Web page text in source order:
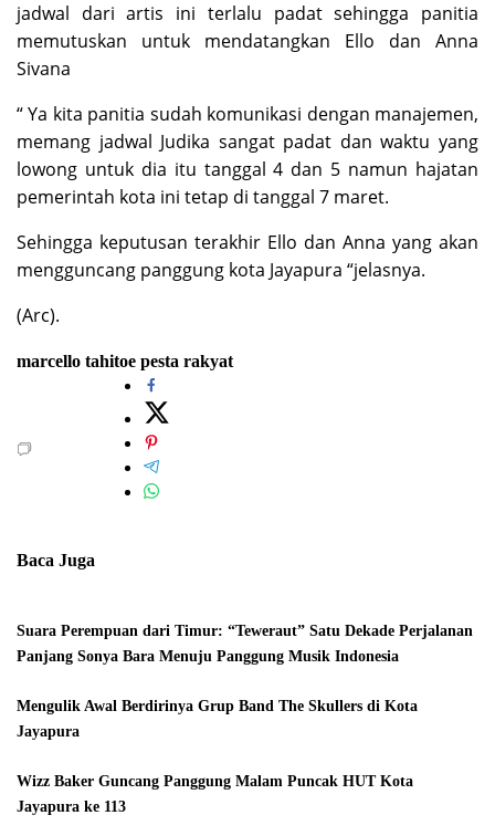
jadwal dari artis ini terlalu padat sehingga panitia
memutuskan untuk mendatangkan Ello dan Anna
Sivana
“ Ya kita panitia sudah komunikasi dengan manajemen,
memang jadwal Judika sangat padat dan waktu yang
lowong untuk dia itu tanggal 4 dan 5 namun hajatan
pemerintah kota ini tetap di tanggal 7 maret.
Sehingga keputusan terakhir Ello dan Anna yang akan
mengguncang panggung kota Jayapura “jelasnya.
(Arc).
marcello tahitoe pesta rakyat
Baca Juga
Suara Perempuan dari Timur: “Teweraut” Satu Dekade Perjalanan
Panjang Sonya Bara Menuju Panggung Musik Indonesia
Mengulik Awal Berdirinya Grup Band The Skullers di Kota
Jayapura
Wizz Baker Guncang Panggung Malam Puncak HUT Kota
Jayapura ke 113